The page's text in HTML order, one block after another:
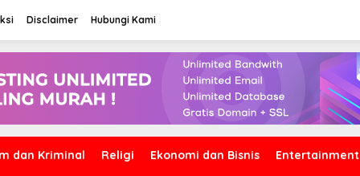
Disclaimer Hubungi Kami
dan Kriminal Religi Ekonomi dan Bisnis Entertainment